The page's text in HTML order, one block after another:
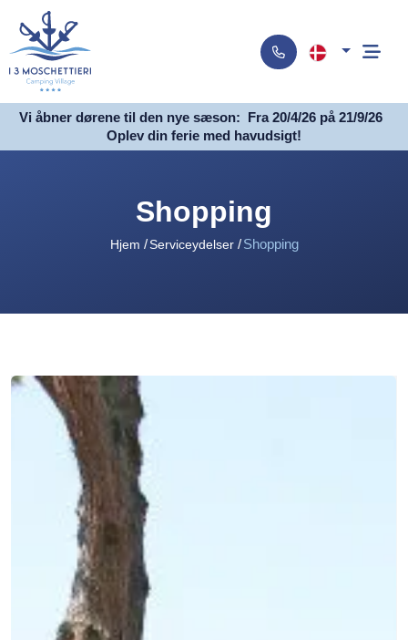
Vi åbner dørene til den nye sæson:
Fra 20/4/26 på 21/9/26
Oplev din ferie med havudsigt!
Shopping
Hjem Serviceydelser Shopping